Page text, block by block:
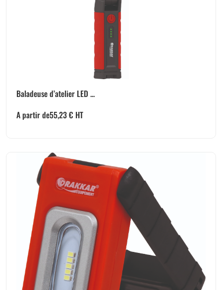
Baladeuse d’atelier LED ...
A partir de55,23€ HT